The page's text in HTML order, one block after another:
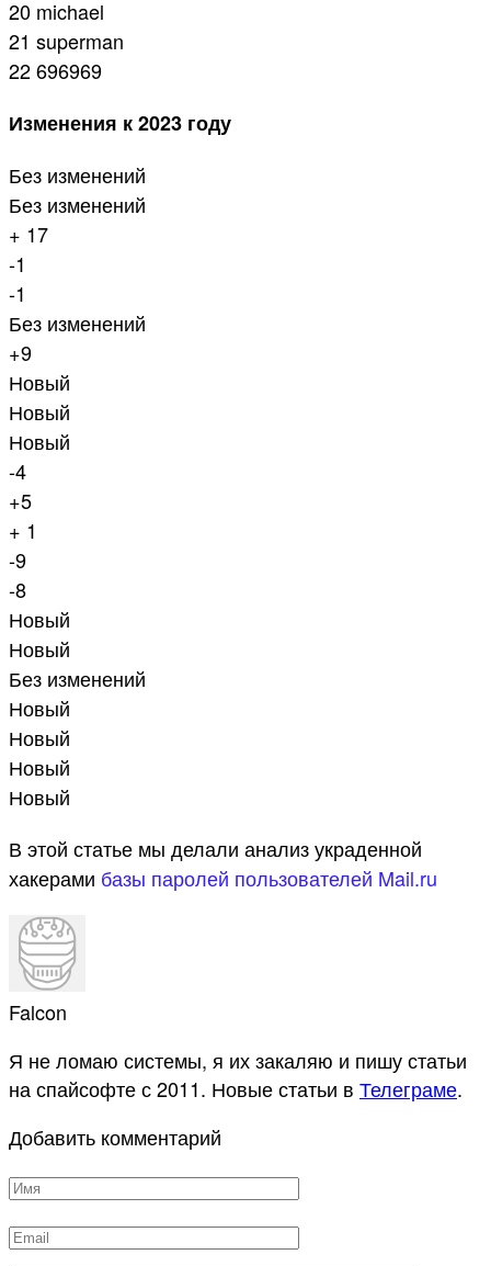
20 michael
21 superman
22 696969
Изменения к 2023 году
Без изменений
Без изменений
+ 17
-1
-1
Без изменений
+9
Новый
Новый
Новый
-4
+5
+ 1
-9
-8
Новый
Новый
Без изменений
Новый
Новый
Новый
Новый
В этой статье мы делали анализ украденной
хакерами базы паролей пользователей Mail.ru
Falcon
Я не ломаю системы, я их закаляю и пишу статьи
на спайсофте с 2011. Новые статьи в Телеграме.
Добавить комментарий
Имя
Email